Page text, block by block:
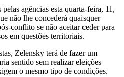
agências esta quarta-feira, 11,
não lhe concederá quaisquer
conflito se não aceitar ceder para
em questões territoriais.
Zelensky terá de fazer um
sentido sem realizar eleições
o mesmo tipo de condições.